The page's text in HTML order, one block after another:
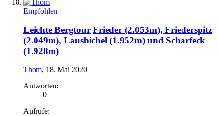
Empfohlen
Leichte Bergtour Frieder (2.053m), Friederspitz
(2.049m), Lausbichel (1.952m) und Scharfeck
(1.928m)
Thom, 18. Mai 2020
Antworten:
0
Aufrufe: